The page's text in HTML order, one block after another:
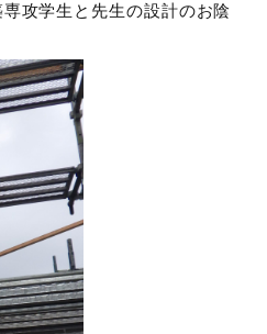
攻学生と先生の設計のお陰